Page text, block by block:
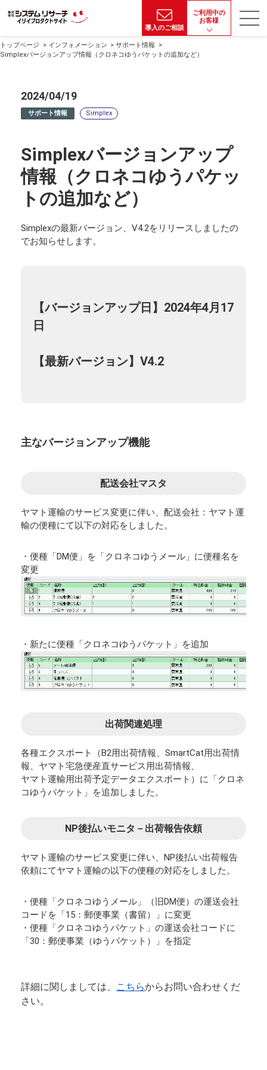
導入のご相談
ご利用中の
お客様
トップページ インフォメーション
サポート情報
Simplexバージョンアップ情報（クロネコゆうパケットの追加など）
2024/04/19
サポート情報 Simplex
Simplexバージョンアップ
情報（クロネコゆうパケッ
トの追加など）
Simplexの最新バージョン、V4.2をリリースしましたの
でお知らせします。
【バージョンアップ日】2024年4月17
日
【最新バージョン】V4.2
主なバージョンアップ機能
配送会社マスタ
ヤマト運輸のサービス変更に伴い、配送会社：ヤマト運
輸の便種にて以下の対応をしました。
・便種「DM便」を「クロネコゆうメール」に便種名を
変更
・新たに便種「クロネコゆうパケット」を追加
出荷関連処理
各種エクスポート（B2用出荷情報、SmartCat用出荷情
報、ヤマト宅急便産直サービス用出荷情報、
ヤマト運輸用出荷予定データエクスポート）に「クロネ
コゆうパケット」を追加しました。
NP後払いモニタ－出荷報告依頼
ヤマト運輸のサービス変更に伴い、NP後払い出荷報告
依頼にてヤマト運輸の以下の便種の対応をしました。
・便種「クロネコゆうメール」（旧DM便）の運送会社
コードを「15：郵便事業（書留）」に変更
・便種「クロネコゆうパケット」の運送会社コードに
「30：郵便事業（ゆうパケット）」を指定
詳細に関しましては、 こちらからお問い合わせくだ
さい。